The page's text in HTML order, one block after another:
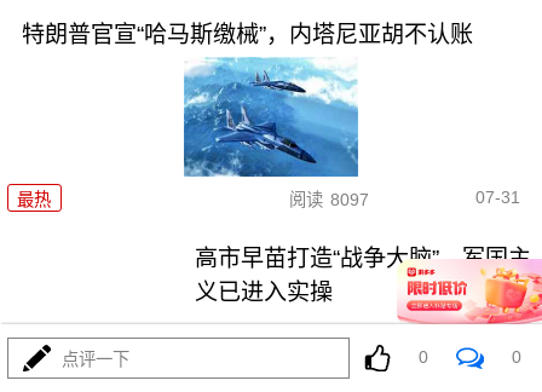
特朗普官宣“哈马斯缴械”，内塔尼亚胡不认账
最热 阅读 8097 07-31
高市早苗打造“战争大脑”，军国主
义已进入实操
阅读 7546
点评一下 0 0